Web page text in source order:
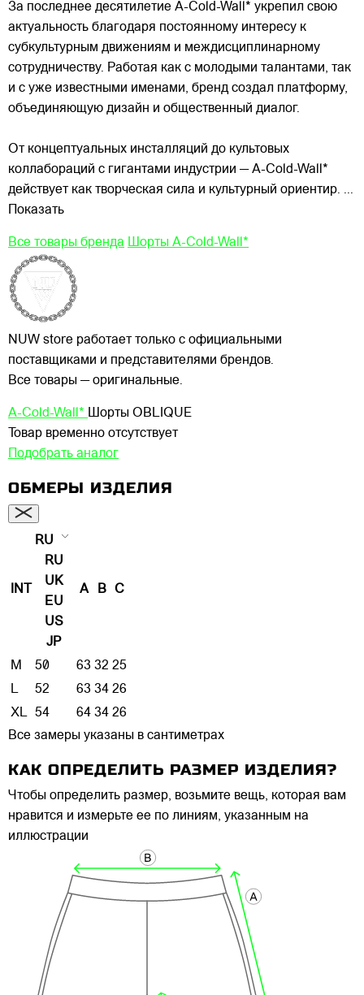
За последнее десятилетие A-Cold-Wall* укрепил свою
актуальность благодаря постоянному интересу к
субкультурным движениям и междисциплинарному
сотрудничеству. Работая как с молодыми талантами, так
и с уже известными именами, бренд создал платформу,
объединяющую дизайн и общественный диалог.
От концептуальных инсталляций до культовых
коллабораций с гигантами индустрии — A-Cold-Wall*
действует как творческая сила и культурный ориентир. ...
Показать
Все товары бренда Шорты A-Cold-Wall*
NUW store работает только с официальными
поставщиками и представителями брендов.
Все товары — оригинальные.
A-Cold-Wall* Шорты OBLIQUE
Товар временно отсутствует
Подобрать аналог
ОБМЕРЫ ИЗДЕЛИЯ
INT
RU
RU
UK
EU
US
JP
A B C
M 50 63 32 25
L
52 63 34 26
XL 54 64 34 26
Все замеры указаны в сантиметрах
КАК ОПРЕДЕЛИТЬ РАЗМЕР ИЗДЕЛИЯ?
Чтобы определить размер, возьмите вещь, которая вам
нравится и измерьте ее по линиям, указанным на
иллюстрации